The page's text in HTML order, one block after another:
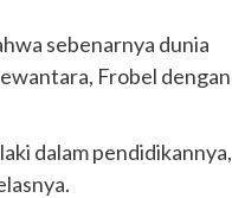
sebenarnya dunia
Frobel dengan
dalam pendidikannya,